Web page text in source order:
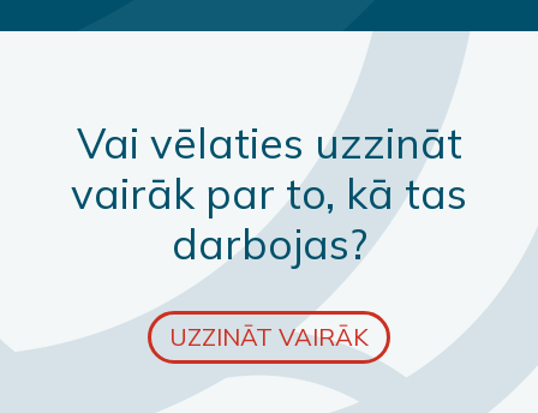
Vai vēlaties uzzināt
vairāk par to, kā tas
darbojas?
UZZINĀT VAIRĀK